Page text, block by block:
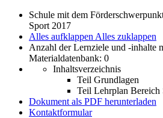
Schule mit dem
Sport 2017
Alles aufklappen Alles zuklappen
Anzahl der Lernziele und -inhalte
Materialdatenbank: 0
Inhaltsverzeichnis
Teil Grundlagen
Teil Lehrplan Bereich
Dokument als PDF herunterladen
Kontaktformular